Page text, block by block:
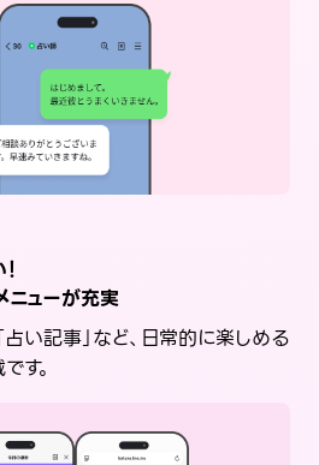
ニューが充実
占い記事」など、日常的に楽しめる
す。